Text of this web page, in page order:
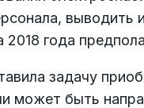
года
задачу
может быть